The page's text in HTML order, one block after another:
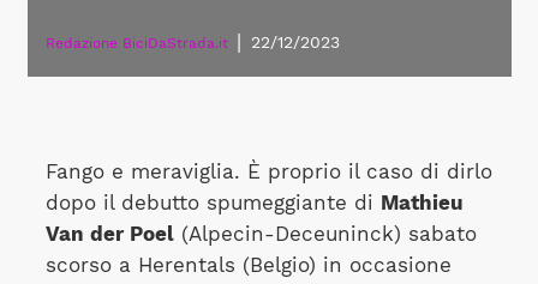
Redazione BiciDaStrada.it 22/12/2023
Fango e meraviglia. È proprio il caso di dirlo
dopo il debutto spumeggiante di Mathieu
Van der Poel(Alpecin-Deceuninck) sabato
scorso a Herentals (Belgio) in occasione